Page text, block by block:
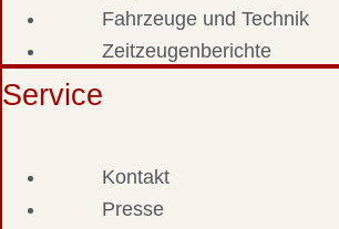
Fahrzeuge und Technik
Zeitzeugenberichte
Service
Kontakt
Presse